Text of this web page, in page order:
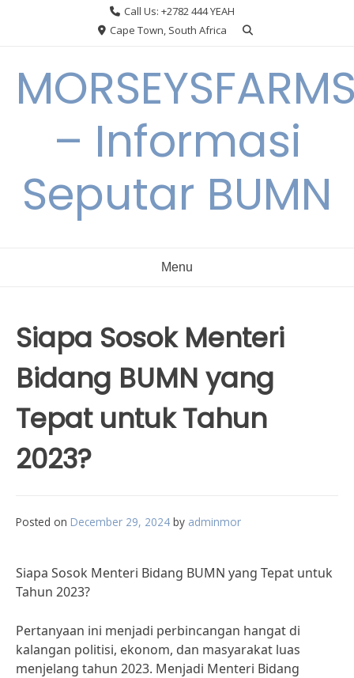
Call Us: +2782 444 YEAH
Cape Town, South Africa
– Informasi
Seputar BUMN
Menu
Siapa Sosok Menteri
Bidang BUMN yang
Tepat untuk Tahun
2023?
Posted on December 29, 2024 by adminmor
Siapa Sosok Menteri Bidang BUMN yang Tepat untuk
Tahun 2023?
Pertanyaan ini menjadi perbincangan hangat di
kalangan politisi, ekonom, dan masyarakat luas
menjelang tahun 2023. Menjadi Menteri Bidang